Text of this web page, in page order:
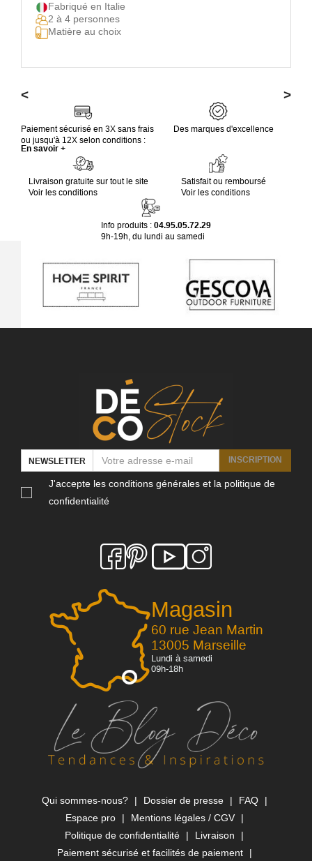
Fabriqué en Italie
2 à 4 personnes
Matière au choix
< >
Paiement sécurisé en 3X sans frais
ou jusqu'à 12X selon conditions :
En savoir +
Des marques d'excellence
Livraison gratuite sur tout le site
Voir les conditions
Satisfait ou remboursé
Voir les conditions
Info produits : 04.95.05.72.29
9h-19h, du lundi au samedi
Magasin
60 rue Jean Martin
13005 Marseille
Lundi à samedi
09h-18h
NEWSLETTER INSCRIPTION
J'accepte les conditions générales et la politique de
confidentialité
Qui sommes-nous? Dossier de presse
FAQ
Espace pro
Mentions légales / CGV
Politique de confidentialité
Livraison
Paiement sécurisé et facilités de paiement